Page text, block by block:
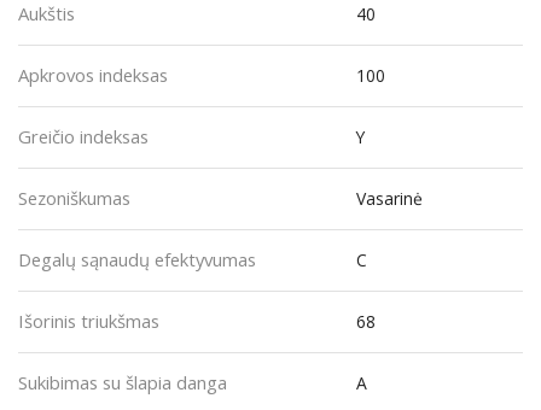
Aukštis 40
Apkrovos indeksas 100
Greičio indeksas Y
Sezoniškumas Vasarinė
Degalų sąnaudų efektyvumas C
Išorinis triukšmas 68
Sukibimas su šlapia danga A